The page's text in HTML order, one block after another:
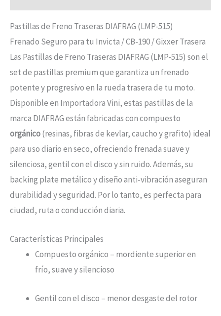
Pastillas de Freno Traseras DIAFRAG (LMP-515)
Frenado Seguro para tu Invicta / CB-190 / Gixxer Trasera
Las Pastillas de Freno Traseras DIAFRAG (LMP-515) son el
set de pastillas premium que garantiza un frenado
potente y progresivo en la rueda trasera de tu moto.
Disponible en Importadora Vini, estas pastillas de la
marca DIAFRAG están fabricadas con compuesto
orgánico(resinas, fibras de kevlar, caucho y grafito) ideal
para uso diario en seco, ofreciendo frenada suave y
silenciosa, gentil con el disco y sin ruido. Además, su
backing plate metálico y diseño anti-vibración aseguran
durabilidad y seguridad. Por lo tanto, es perfecta para
ciudad, ruta o conducción diaria.
Características Principales
Compuesto orgánico – mordiente superior en
frío, suave y silencioso
Gentil con el disco – menor desgaste del rotor